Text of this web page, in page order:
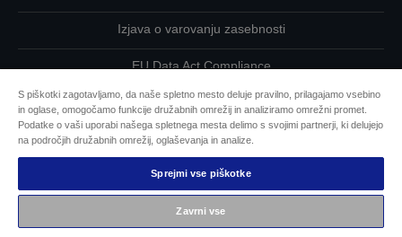
Izjava o varovanju zasebnosti
EU Data Act Compliance
Kontaktirajte nas glede svojih podatkov
Informacije o piškotkih
Epsonova zavezanost dostopnosti
Avtorske pravice © 2026 Seiko Epson
S piškotki zagotavljamo, da naše spletno mesto deluje pravilno, prilagajamo vsebino
in oglase, omogočamo funkcije družabnih omrežij in analiziramo omrežni promet.
Podatke o vaši uporabi našega spletnega mesta delimo s svojimi partnerji, ki delujejo
na področjih družabnih omrežij, oglaševanja in analize.
Sprejmi vse piškotke
Zavrni vse